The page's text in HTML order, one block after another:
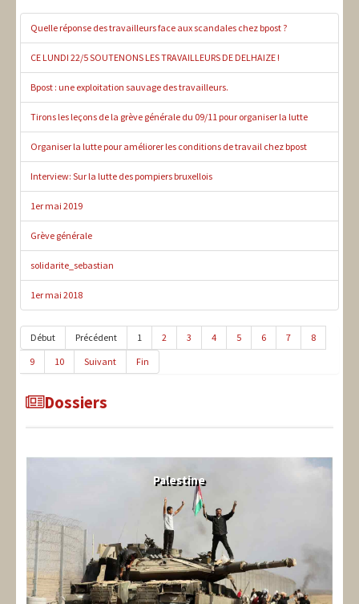
Quelle réponse des travailleurs face aux scandales chez bpost ?
CE LUNDI 22/5 SOUTENONS LES TRAVAILLEURS DE DELHAIZE !
Bpost : une exploitation sauvage des travailleurs.
Tirons les leçons de la grève générale du 09/11 pour organiser la lutte
Organiser la lutte pour améliorer les conditions de travail chez bpost
Interview: Sur la lutte des pompiers bruxellois
1er mai 2019
Grève générale
solidarite_sebastian
1er mai 2018
Début Précédent 1 2 3 4 5 6 7
8
9
10 Suivant Fin
Dossiers
Palestine